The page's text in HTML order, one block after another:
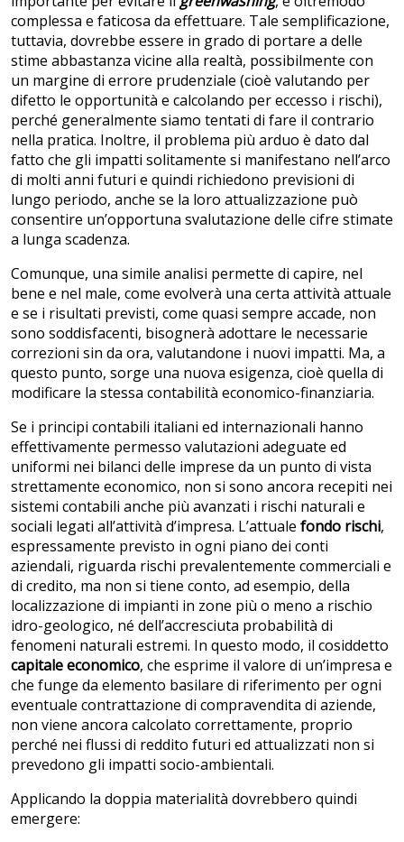
complessa e faticosa da effettuare. Tale semplificazione,
tuttavia, dovrebbe essere in grado di portare a delle
stime abbastanza vicine alla realtà, possibilmente con
un margine di errore prudenziale (cioè valutando per
difetto le opportunità e calcolando per eccesso i rischi),
perché generalmente siamo tentati di fare il contrario
nella pratica. Inoltre, il problema più arduo è dato dal
fatto che gli impatti solitamente si manifestano nell’arco
di molti anni futuri e quindi richiedono previsioni di
lungo periodo, anche se la loro attualizzazione può
consentire un’opportuna svalutazione delle cifre stimate
a lunga scadenza.
Comunque, una simile analisi permette di capire, nel
bene e nel male, come evolverà una certa attività attuale
e se i risultati previsti, come quasi sempre accade, non
sono soddisfacenti, bisognerà adottare le necessarie
correzioni sin da ora, valutandone i nuovi impatti. Ma, a
questo punto, sorge una nuova esigenza, cioè quella di
modificare la stessa contabilità economico-finanziaria.
Se i principi contabili italiani ed internazionali hanno
effettivamente permesso valutazioni adeguate ed
uniformi nei bilanci delle imprese da un punto di vista
strettamente economico, non si sono ancora recepiti nei
sistemi contabili anche più avanzati i rischi naturali e
sociali legati all’attività d’impresa. L’attuale fondo rischi,
espressamente previsto in ogni piano dei conti
aziendali, riguarda rischi prevalentemente commerciali e
di credito, ma non si tiene conto, ad esempio, della
localizzazione di impianti in zone più o meno a rischio
idro-geologico, né dell’accresciuta probabilità di
fenomeni naturali estremi. In questo modo, il cosiddetto
capitale economico, che esprime il valore di un’impresa e
che funge da elemento basilare di riferimento per ogni
eventuale contrattazione di compravendita di aziende,
non viene ancora calcolato correttamente, proprio
perché nei flussi di reddito futuri ed attualizzati non si
prevedono gli impatti socio-ambientali.
Applicando la doppia materialità dovrebbero quindi
emergere: